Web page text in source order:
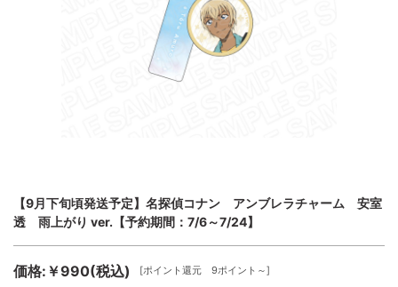
【9月下旬頃発送予定】名探偵コナン アンブレラチャーム 安室
透 雨上がり ver.【予約期間：7/6～7/24】
価格:￥990(税込) [ポイント還元 9ポイント～]